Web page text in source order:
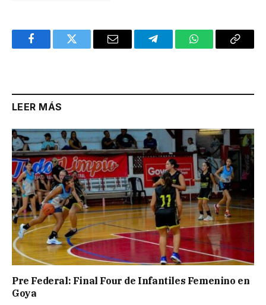
FacebookTwitter Email TelegramWhatsAppCopy
LEER MÁS
Pre Federal: Final Four de Infantiles Femenino en
Goya